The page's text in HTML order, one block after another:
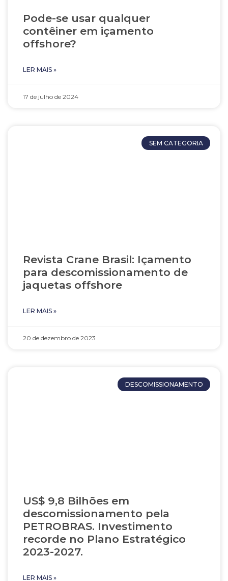
Pode-se usar qualquer
contêiner em içamento
offshore?
LER MAIS »
17 de julho de 2024
SEM CATEGORIA
Revista Crane Brasil: Içamento
para descomissionamento de
jaquetas offshore
LER MAIS »
20 de dezembro de 2023
DESCOMISSIONAMENTO
US$ 9,8 Bilhões em
descomissionamento pela
PETROBRAS. Investimento
recorde no Plano Estratégico
2023-2027.
LER MAIS »